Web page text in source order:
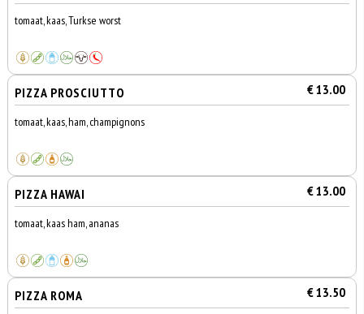
tomaat, kaas, Turkse worst
PIZZA PROSCIUTTO € 13.00
tomaat, kaas, ham, champignons
PIZZA HAWAI € 13.00
tomaat, kaas ham, ananas
PIZZA ROMA € 13.50